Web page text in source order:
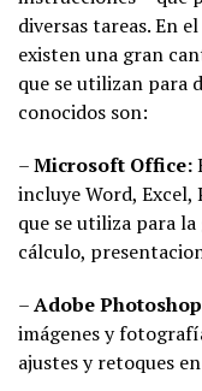
diversas tareas. En
existen una gran
que se utilizan para
conocidos son:
–Microsoft Office:
incluye Word,
que se utiliza para
cálculo,
–Adobe
imágenes y
ajustes y retoques